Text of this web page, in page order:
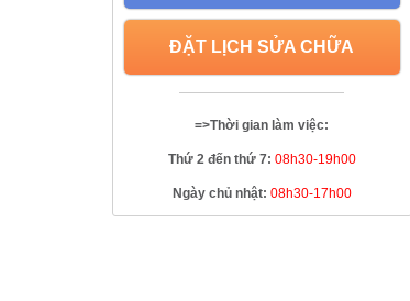
ĐẶT LỊCH SỬA CHỮA
=>Thời gian làm việc:
Thứ 2 đến thứ 7: 08h30-19h00
Ngày chủ nhật: 08h30-17h00